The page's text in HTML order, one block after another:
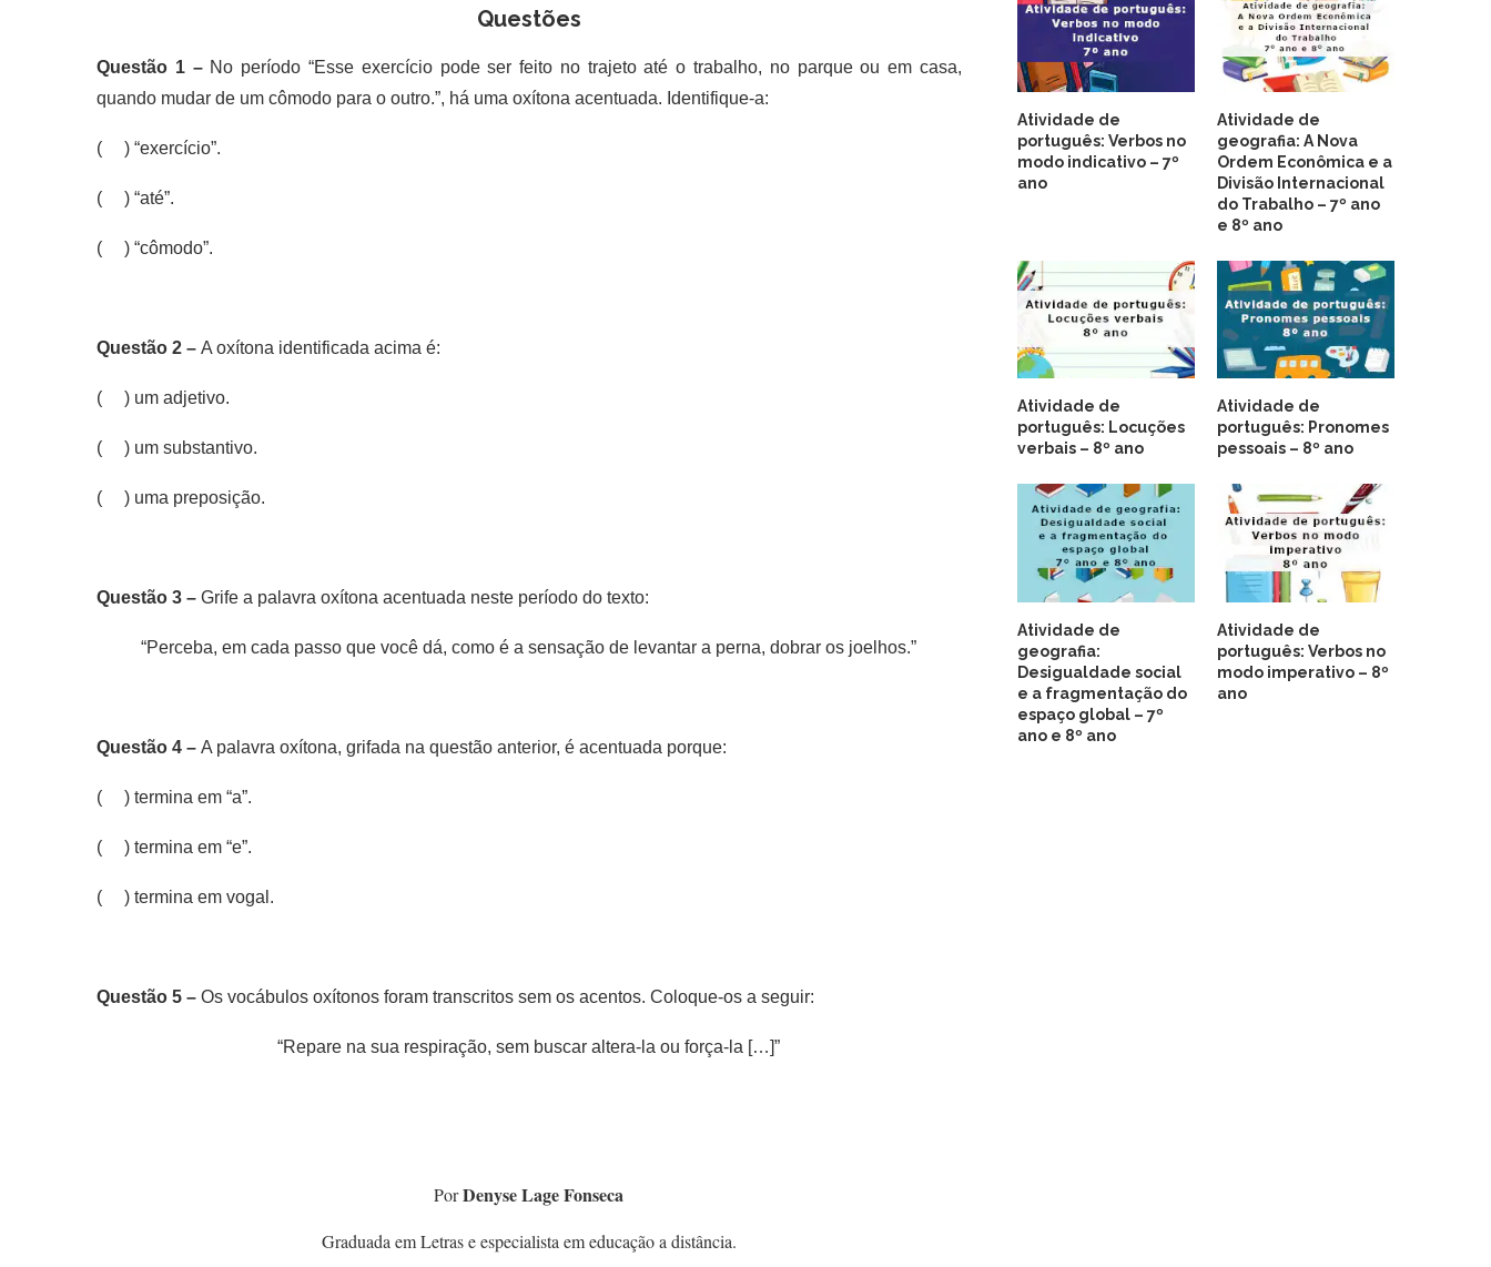
Questões
Questão 1 – No período “Esse exercício pode ser feito no trajeto até o trabalho, no parque ou em casa,
quando mudar de um cômodo para o outro.”, há uma oxítona acentuada. Identifique-a:
( ) “exercício”.
( ) “até”.
( ) “cômodo”.
Questão 2 – A oxítona identificada acima é:
( ) um adjetivo.
( ) um substantivo.
( ) uma preposição.
Questão 3 – Grife a palavra oxítona acentuada neste período do texto:
“Perceba, em cada passo que você dá, como é a sensação de levantar a perna, dobrar os joelhos.”
Questão 4 – A palavra oxítona, grifada na questão anterior, é acentuada porque:
( ) termina em “a”.
( ) termina em “e”.
( ) termina em vogal.
Questão 5 – Os vocábulos oxítonos foram transcritos sem os acentos. Coloque-os a seguir:
“Repare na sua respiração, sem buscar altera-la ou força-la […]”
PorDenyse Lage Fonseca
Graduada em Letras e especialista em educação a distância.
Atividade de
português: Verbos no
modo indicativo – 7º
ano
Atividade de
geografia: A Nova
Ordem Econômica e a
Divisão Internacional
do Trabalho – 7º ano
e 8º ano
Atividade de
português: Locuções
verbais – 8º ano
Atividade de
português: Pronomes
pessoais – 8º ano
Atividade de
geografia:
Desigualdade social
e a fragmentação do
espaço global – 7º
ano e 8º ano
Atividade de
português: Verbos no
modo imperativo – 8º
ano